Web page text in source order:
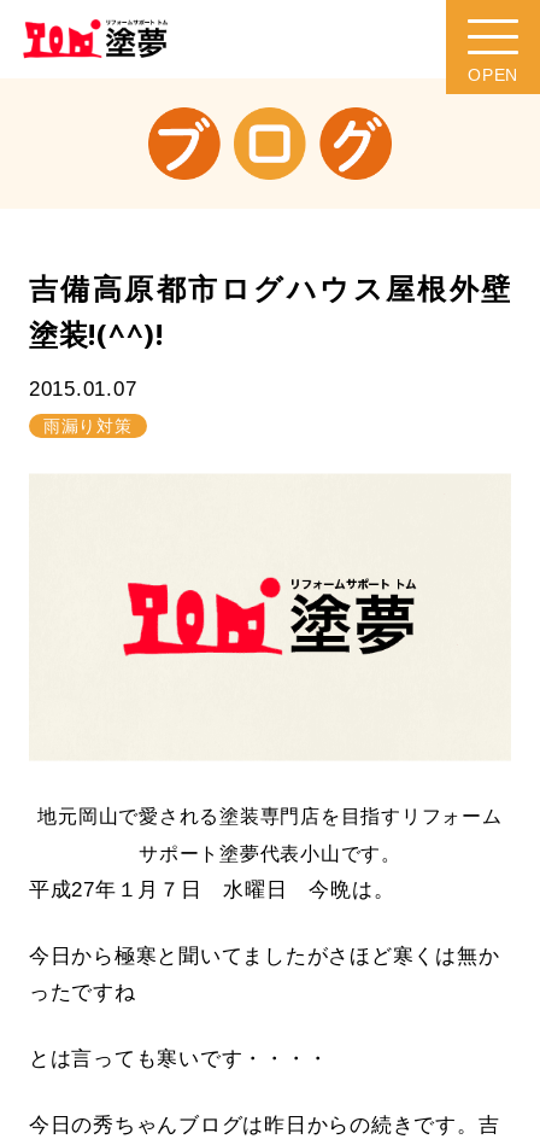
吉備高原都市ログハウス屋根外壁
塗装!(^^)!
2015.01.07
雨漏り対策
地元岡山で愛される塗装専門店を目指すリフォーム
サポート塗夢代表小山です。
平成27年１月７日 水曜日 今晩は。
今日から極寒と聞いてましたがさほど寒くは無か
ったですね
とは言っても寒いです・・・・
今日の秀ちゃんブログは昨日からの続きです。吉